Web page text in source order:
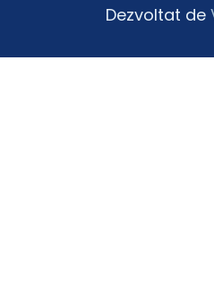
Dezvoltat de